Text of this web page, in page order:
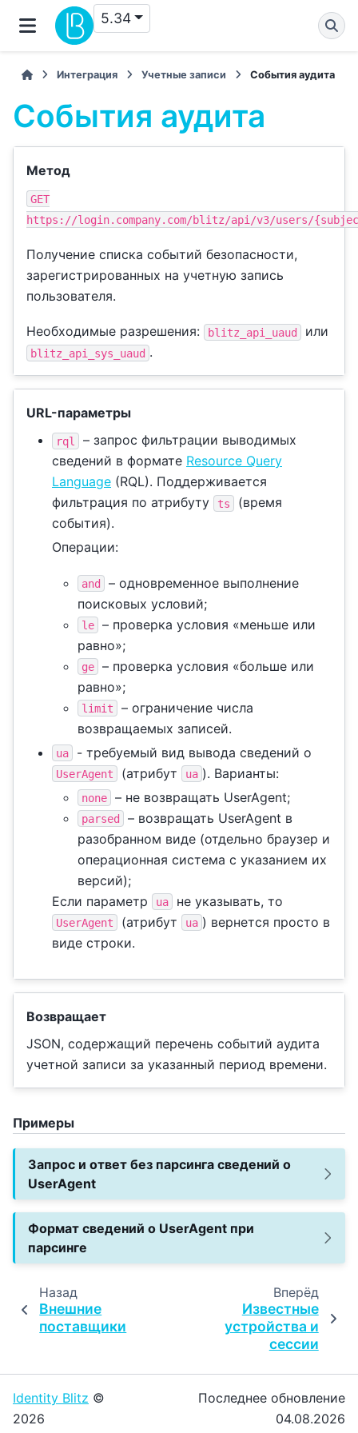
5.34
Интеграция Учетные записи События аудита
События аудита
Метод
GET
https://login.company.com/blitz/api/v3/users/
Получение списка событий безопасности,
зарегистрированных на учетную запись
пользователя.
Необходимые разрешения: blitz_api_uaud или
blitz_api_sys_uaud .
URL-параметры
rql
– запрос фильтрации выводимых
сведений в формате Resource Query
Language (RQL). Поддерживается
фильтрация по атрибуту
ts
(время
события).
Операции:
and
– одновременное выполнение
поисковых условий;
le
– проверка условия «меньше или
равно»;
ge
– проверка условия «больше или
равно»;
limit
– ограничение числа
возвращаемых записей.
ua - требуемый вид вывода сведений о
UserAgent (атрибут ua ). Варианты:
none – не возвращать UserAgent;
parsed
– возвращать UserAgent в
разобранном виде (отдельно браузер и
операционная система с указанием их
версий);
Если параметр
ua не указывать, то
UserAgent (атрибут ua ) вернется просто в
виде строки.
Возвращает
JSON, содержащий перечень событий аудита
учетной записи за указанный период времени.
Примеры
Запрос и ответ без парсинга сведений о
UserAgent
Формат сведений о UserAgent при
парсинге
Назад
Внешние
поставщики
Вперёд
Известные
устройства и
сессии
Identity Blitz ©
2026
Последнее обновление
04.08.2026